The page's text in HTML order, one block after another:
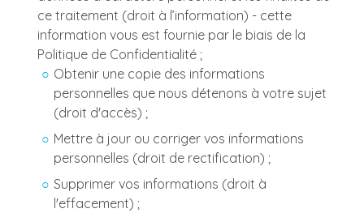
ce traitement (droit à l’information) - cette
information vous est fournie par le biais de la
Politique de Confidentialité ;
Obtenir une copie des informations
personnelles que nous détenons à votre sujet
(droit d'accès) ;
Mettre à jour ou corriger vos informations
personnelles (droit de rectification) ;
Supprimer vos informations (droit à
l'effacement) ;